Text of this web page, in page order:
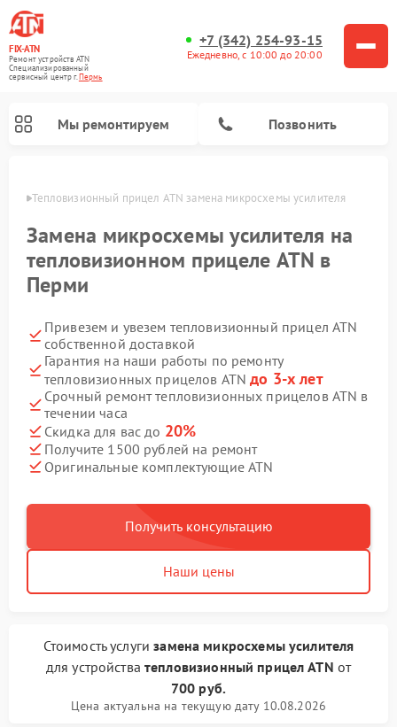
FIX-ATN
Ремонт устройств ATN
Специализированный
cервисный центр г.Пермь
+7 (342) 254-93-15
Ежедневно, с 10:00 до 20:00
Мы ремонтируем Позвонить
Тепловизионный прицел ATN замена микросхемы усилителя
Замена микросхемы усилителя на
тепловизионном прицеле ATN в
Перми
Привезем и увезем тепловизионный прицел ATN
собственной доставкой
Гарантия на наши работы по ремонту
тепловизионных прицелов ATNдо 3-х лет
Срочный ремонт тепловизионных прицелов ATN в
течении часа
Скидка для вас до 20%
Получите 1500 рублей на ремонт
Оригинальные комплектующие ATN
Получить консультацию
Наши цены
Стоимость услугизамена микросхемы усилителя
для устройстватепловизионный прицел ATN от
700 руб.
Цена актуальна на текущую дату 10.08.2026